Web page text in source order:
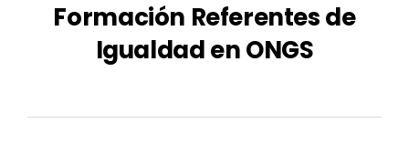
Formación Referentes de
Igualdad en ONGS